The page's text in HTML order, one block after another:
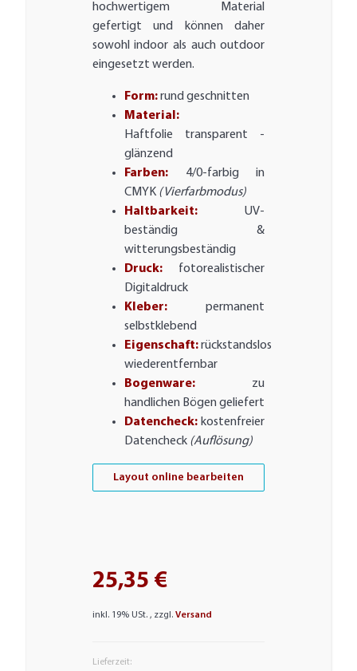
hochwertigem Material
gefertigt und können daher
sowohl indoor als auch outdoor
eingesetzt werden.
Form:rund geschnitten
Material:
Haftfolie transparent -
glänzend
Farben:4/0-farbig in
CMYK (Vierfarbmodus)
Haltbarkeit:UV-
beständig &
witterungsbeständig
Druck:fotorealistischer
Digitaldruck
Kleber:permanent
selbstklebend
Eigenschaft:rückstandslos
wiederentfernbar
Bogenware:zu
handlichen Bögen geliefert
Datencheck:kostenfreier
Datencheck (Auflösung)
Layout online bearbeiten
25,35 €
inkl. 19% USt. , zzgl. Versand
Lieferzeit: